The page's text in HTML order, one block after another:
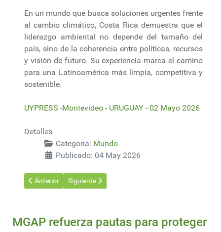
En un mundo que busca soluciones urgentes frente
al cambio climático, Costa Rica demuestra que el
liderazgo ambiental no depende del tamaño del
país, sino de la coherencia entre políticas, recursos
y visión de futuro. Su experiencia marca el camino
para una Latinoamérica más limpia, competitiva y
sostenible.
UYPRESS -Montevideo - URUGUAY - 02 Mayo 2026
Detalles
Categoría: Mundo
Publicado: 04 May 2026
Artículo anterior: UPM again among the leading companies in
Anterior Artículo siguiente: La práctica de integración
Siguiente
MGAP refuerza pautas para proteger